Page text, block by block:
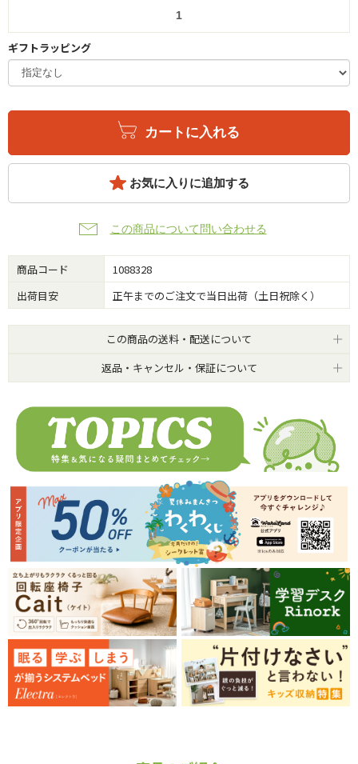
ギフトラッピング
カートに入れる
お気に入りに追加する
この商品について問い合わせる
商品コード
1088328
出荷目安
正午までのご注文で当日出荷（土日祝除く）
この商品の送料・配送について
返品・キャンセル・保証について